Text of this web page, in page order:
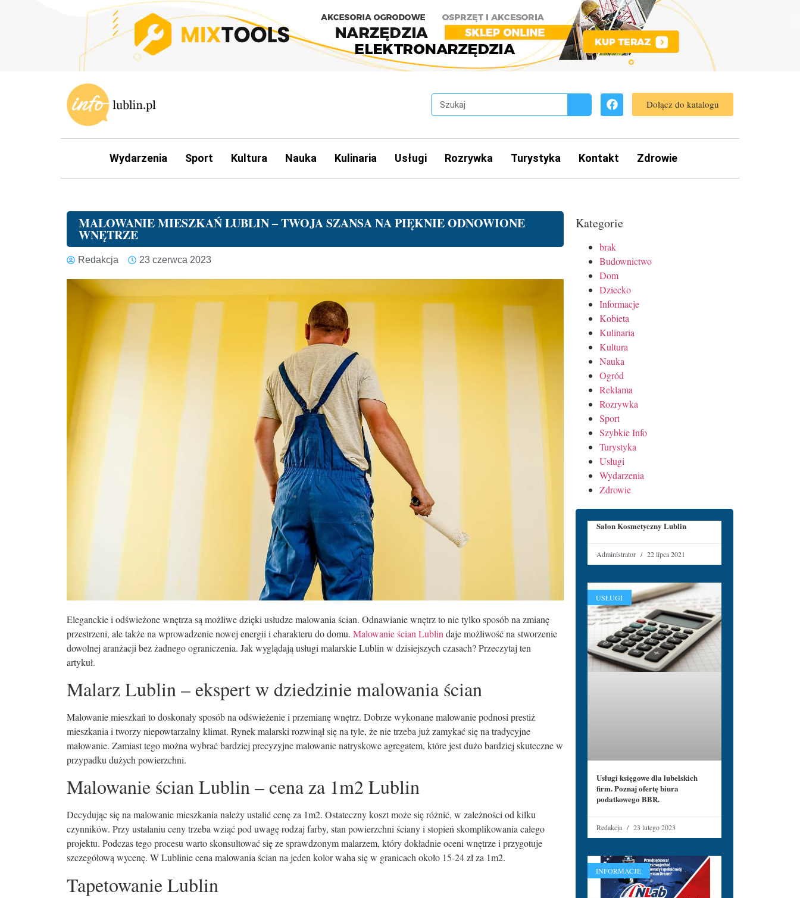
Dołącz do katalogu
Wydarzenia Sport Kultura Nauka Kulinaria Usługi Rozrywka Turystyka Kontakt Zdrowie
MALOWANIE MIESZKAŃ LUBLIN – TWOJA SZANSA NA PIĘKNIE ODNOWIONE
WNĘTRZE
Redakcja 23 czerwca 2023
Eleganckie i odświeżone wnętrza są możliwe dzięki usłudze malowania ścian. Odnawianie wnętrz to nie tylko sposób na zmianę
przestrzeni, ale także na wprowadzenie nowej energii i charakteru do domu. Malowanie ścian Lublin daje możliwość na stworzenie
dowolnej aranżacji bez żadnego ograniczenia. Jak wyglądają usługi malarskie Lublin w dzisiejszych czasach? Przeczytaj ten
artykuł.
Malarz Lublin – ekspert w dziedzinie malowania ścian
Malowanie mieszkań to doskonały sposób na odświeżenie i przemianę wnętrz. Dobrze wykonane malowanie podnosi prestiż
mieszkania i tworzy niepowtarzalny klimat. Rynek malarski rozwinął się na tyle, że nie trzeba już zamykać się na tradycyjne
malowanie. Zamiast tego można wybrać bardziej precyzyjne malowanie natryskowe agregatem, które jest dużo bardziej skuteczne w
przypadku dużych powierzchni.
Malowanie ścian Lublin – cena za 1m2 Lublin
Decydując się na malowanie mieszkania należy ustalić cenę za 1m2. Ostateczny koszt może się różnić, w zależności od kilku
czynników. Przy ustalaniu ceny trzeba wziąć pod uwagę rodzaj farby, stan powierzchni ściany i stopień skomplikowania całego
projektu. Podczas tego procesu warto skonsultować się ze sprawdzonym malarzem, który dokładnie oceni wnętrze i przygotuje
szczegółową wycenę. W Lublinie cena malowania ścian na jeden kolor waha się w granicach około 15-24 zł za 1m2.
Tapetowanie Lublin
Kategorie
brak
Budownictwo
Dom
Dziecko
Informacje
Kobieta
Kulinaria
Kultura
Nauka
Ogród
Reklama
Rozrywka
Sport
Szybkie Info
Turystyka
Usługi
Wydarzenia
Zdrowie
Salon Kosmetyczny Lublin
Administrator 22 lipca 2021
USŁUGI
Usługi księgowe dla lubelskich
firm. Poznaj ofertę biura
podatkowego BBR.
Redakcja 23 lutego 2023
INFORMACJE